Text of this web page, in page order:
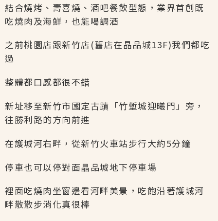
結合燒烤、壽喜燒、酒吧餐飲型態，業界首創既
吃燒肉及海鮮，也能喝調酒
之前桃園店跟新竹店(舊店在晶品城13F)我們都吃
過
整體都口感都很不錯
新址移至新竹市國定古蹟「竹塹城迎曦門」旁，
往勝利路的方向前進
在護城河右畔，從新竹火車站步行大約5分鐘
停車也可以停對面晶品城地下停車場
裡面吃燒肉坐窗邊看河畔美景，吃飽沿著護城河
畔散散步消化真很棒